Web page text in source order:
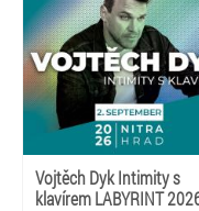
Vojtěch Dyk Intimity s
klavírem LABYRINT